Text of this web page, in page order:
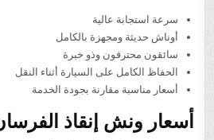
سرعة استجابة عالية
أوناش حديثة ومجهزة بالكامل
سائقون محترفون وذو خبرة
الحفاظ الكامل على السيارة أثناء النقل
أسعار مناسبة مقارنة بجودة الخدمة
أسعار ونش إنقاذ